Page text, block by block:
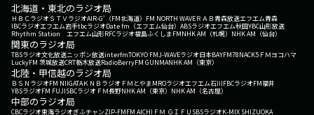
北海道・東北のラジオ局
ＨＢＣラジオＳＴＶラジオAIR-G'（FM北海道） FM NORTH WAVEＲＡＢ青森放送エフエム青森
IBCラジオエフエム岩手tbcラジオDate fm（エフエム仙台） ABSラジオエフエム秋田YBC山形放送
Rhythm Station エフエム山形RFCラジオ福島ふくしまFMNHK AM（札幌） NHK AM（仙台）
関東のラジオ局
TBSラジオ文化放送ニッポン放送interfmTOKYO FMJ-WAVEラジオ日本BAYFM78NACK5 ＦＭヨコハマ
LuckyFM 茨城放送CRT栃木放送RadioBerryFM GUNMANHK AM（東京）
北陸・甲信越のラジオ局
ＢＳＮラジオFM NIIGATAＫＮＢラジオ ＦＭとやまMROラジオエフエム石川FBCラジオFM福井
YBSラジオFM FUJISBCラジオ ＦＭ長野NHK AM（東京） NHK AM（名古屋）
中部のラジオ局
CBCラジオ東海ラジオぎふチャンZIP-FMFM AICHI ＦＭ ＧＩＦＵ SBSラジオK-MIX SHIZUOKA